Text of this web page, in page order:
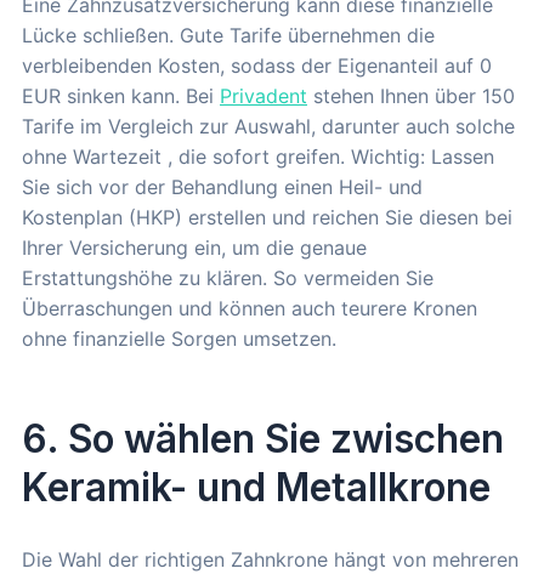
Eine Zahnzusatzversicherung kann diese finanzielle
Lücke schließen. Gute Tarife übernehmen die
verbleibenden Kosten, sodass der Eigenanteil auf 0
EUR sinken kann. Bei Privadent stehen Ihnen über 150
Tarife im Vergleich zur Auswahl, darunter auch solche
ohne Wartezeit , die sofort greifen. Wichtig: Lassen
Sie sich vor der Behandlung einen Heil- und
Kostenplan (HKP) erstellen und reichen Sie diesen bei
Ihrer Versicherung ein, um die genaue
Erstattungshöhe zu klären. So vermeiden Sie
Überraschungen und können auch teurere Kronen
ohne finanzielle Sorgen umsetzen.
6. So wählen Sie zwischen
Keramik- und Metallkrone
Die Wahl der richtigen Zahnkrone hängt von mehreren